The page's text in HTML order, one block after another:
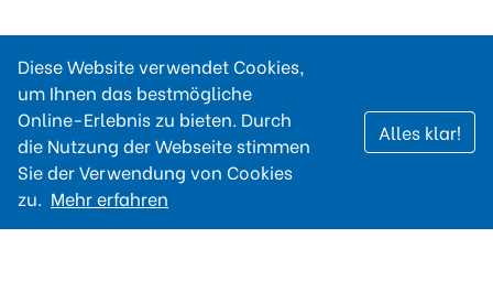
Diese Website verwendet Cookies,
um Ihnen das bestmögliche
Online-Erlebnis zu bieten. Durch
die Nutzung der Webseite stimmen
Sie der Verwendung von Cookies
zu. Mehr erfahren
Alles klar!